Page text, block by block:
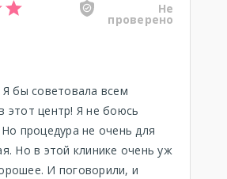
Не
проверено
бы советовала всем
этот центр! Я не боюсь
процедура не очень для
Но в этой клинике очень уж
И поговорили, и